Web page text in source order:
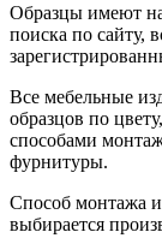
Образцы имеют
поиска по сайту,
Все мебельные
образцов по
способами
фурнитуры.
Способ монтажа
выбирается